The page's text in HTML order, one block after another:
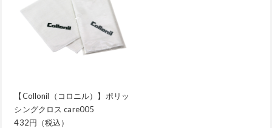
【Collonil（コロニル）】ポリッ
シングクロス care005
432円（税込）